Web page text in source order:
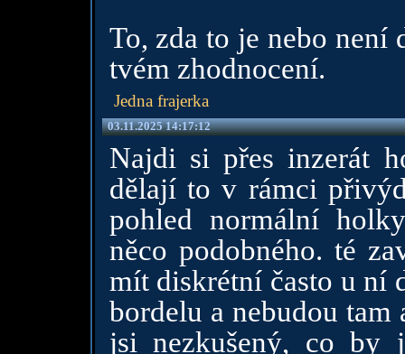
To, zda to je nebo není
tvém zhodnocení.
Jedna frajerka
03.11.2025 14:17:12
Najdi si přes inzerát
dělají to v rámci
pohled normální
něco podobného. té
mít diskrétní často u ní
bordelu a nebudou
jsi nezkušený, co by